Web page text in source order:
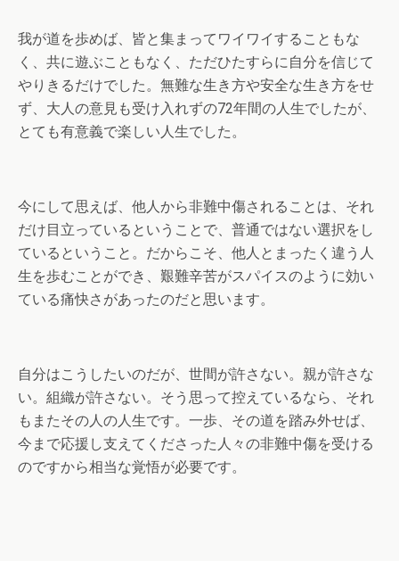
我が道を歩めば、皆と集まってワイワイすることもな
く、共に遊ぶこともなく、ただひたすらに自分を信じて
やりきるだけでした。無難な生き方や安全な生き方をせ
ず、大人の意見も受け入れずの72年間の人生でしたが、
とても有意義で楽しい人生でした。
今にして思えば、他人から非難中傷されることは、それ
だけ目立っているということで、普通ではない選択をし
ているということ。だからこそ、他人とまったく違う人
生を歩むことができ、艱難辛苦がスパイスのように効い
ている痛快さがあったのだと思います。
自分はこうしたいのだが、世間が許さない。親が許さな
い。組織が許さない。そう思って控えているなら、それ
もまたその人の人生です。一歩、その道を踏み外せば、
今まで応援し支えてくださった人々の非難中傷を受ける
のですから相当な覚悟が必要です。